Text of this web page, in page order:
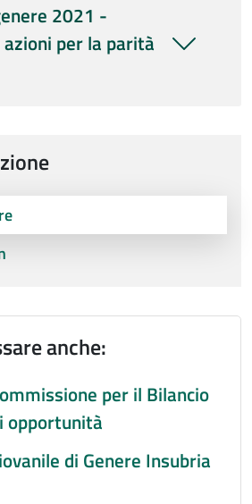
2021 -
per la parità
anche:
per il Bilancio
opportunità
di Genere Insubria